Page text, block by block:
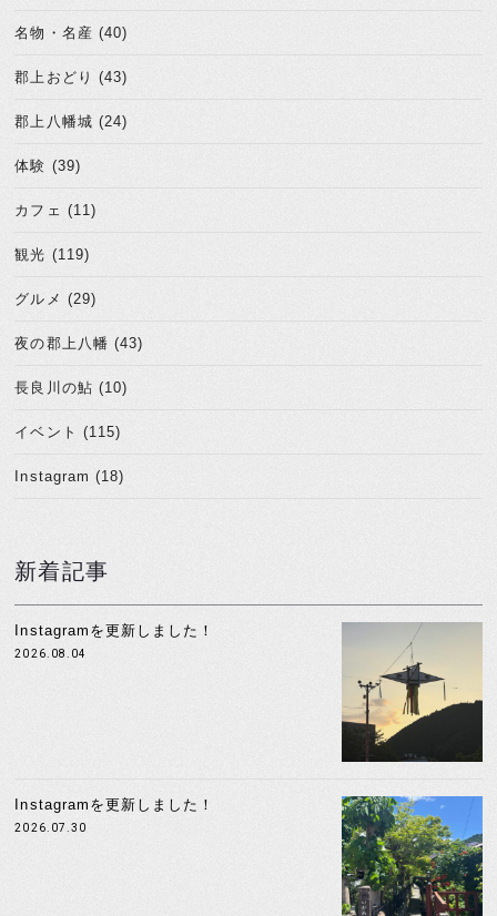
名物・名産 (40)
郡上おどり (43)
郡上八幡城 (24)
体験 (39)
カフェ (11)
観光 (119)
グルメ (29)
夜の郡上八幡 (43)
長良川の鮎 (10)
イベント (115)
Instagram (18)
新着記事
Instagramを更新しました！
2026.08.04
Instagramを更新しました！
2026.07.30